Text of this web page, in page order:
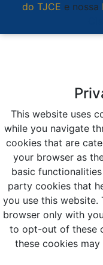
do TJCE e nossa
This website uses
while you navigate
cookies that are
your browser as
basic
party cookies that
you use this
browser only with
to opt-out of these
these cookies